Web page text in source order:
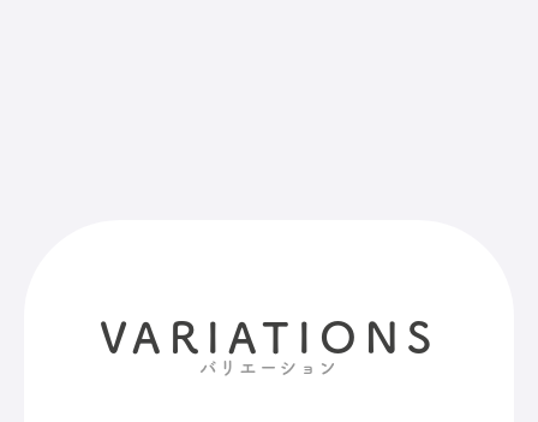
VARIATIONS
バリエーション